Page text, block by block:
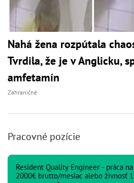
Nahá žena rozpútala
Tvrdila, že je v Anglicku,
amfetamín
Zahraničné
Pracovné pozície
Resident Quality Engineer - práca
2000€ brutto/mesiac alebo živnosť